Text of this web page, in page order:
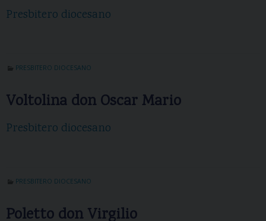
Presbitero diocesano
PRESBITERO DIOCESANO
Voltolina don Oscar Mario
Presbitero diocesano
PRESBITERO DIOCESANO
Poletto don Virgilio